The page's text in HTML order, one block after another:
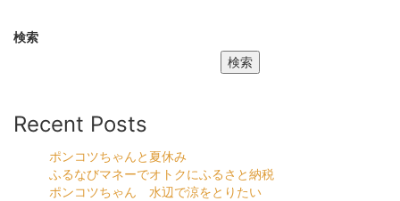
検索
検索
Recent Posts
ポンコツちゃんと夏休み
ふるなびマネーでオトクにふるさと納税
ポンコツちゃん 水辺で涼をとりたい